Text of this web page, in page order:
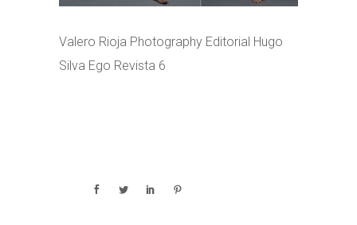
Valero Rioja Photography Editorial Hugo
Silva Ego Revista 6